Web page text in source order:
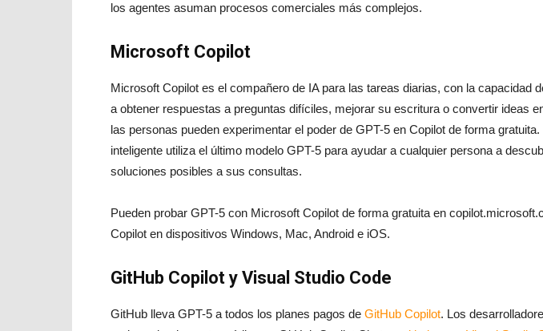
los agentes asuman procesos comerciales más complejos.
Microsoft Copilot
Microsoft Copilot es el compañero de IA para las tareas diarias, con la capacidad
a obtener respuestas a preguntas difíciles, mejorar su escritura o convertir ideas
las personas pueden experimentar el poder de GPT-5 en Copilot de forma
inteligente utiliza el último modelo GPT-5 para ayudar a cualquier persona a
soluciones posibles a sus consultas.
Pueden probar GPT-5 con Microsoft Copilot de forma gratuita en
Copilot en dispositivos Windows, Mac, Android e iOS.
GitHub Copilot y Visual Studio Code
GitHub lleva GPT-5 a todos los planes pagos de GitHub Copilot. Los